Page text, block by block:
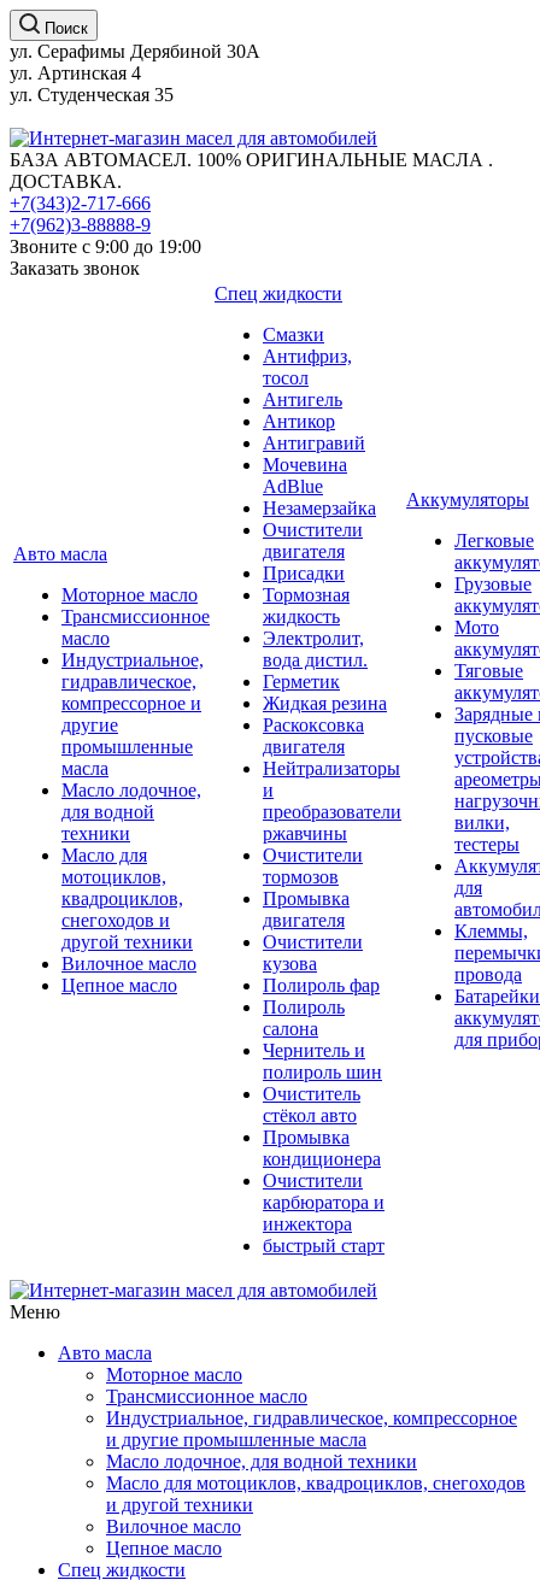
Поиск
ул. Серафимы Дерябиной 30А
ул. Артинская 4
ул. Студенческая 35
БАЗА АВТОМАСЕЛ. 100% ОРИГИНАЛЬНЫЕ МАСЛА .
ДОСТАВКА.
+7(343)2-717-666
+7(962)3-88888-9
Звоните с 9:00 до 19:00
Заказать звонок
Авто масла
Моторное масло
Трансмиссионное
масло
Индустриальное,
гидравлическое,
компрессорное и
другие
промышленные
масла
Масло лодочное,
для водной
техники
Масло для
мотоциклов,
квадроциклов,
снегоходов и
другой техники
Вилочное масло
Цепное масло
Спец жидкости
Смазки
Антифриз,
тосол
Антигель
Антикор
Антигравий
Мочевина
AdBlue
Незамерзайка
Очистители
двигателя
Присадки
Тормозная
жидкость
Электролит,
вода дистил.
Герметик
Жидкая резина
Раскоксовка
двигателя
Нейтрализаторы
и
преобразователи
ржавчины
Очистители
тормозов
Промывка
двигателя
Очистители
кузова
Полироль фар
Полироль
салона
Чернитель и
полироль шин
Очиститель
стёкол авто
Промывка
кондиционера
Очистители
карбюратора и
инжектора
быстрый старт
Аккумуляторы
Легковые
Грузовые
Мото
Тяговые
Зарядные
пусковые
вилки,
тестеры
для
Клеммы,
провода
для
Меню
Авто масла
Моторное масло
Трансмиссионное масло
Индустриальное, гидравлическое, компрессорное
и другие промышленные масла
Масло лодочное, для водной техники
Масло для мотоциклов, квадроциклов, снегоходов
и другой техники
Вилочное масло
Цепное масло
Спец жидкости